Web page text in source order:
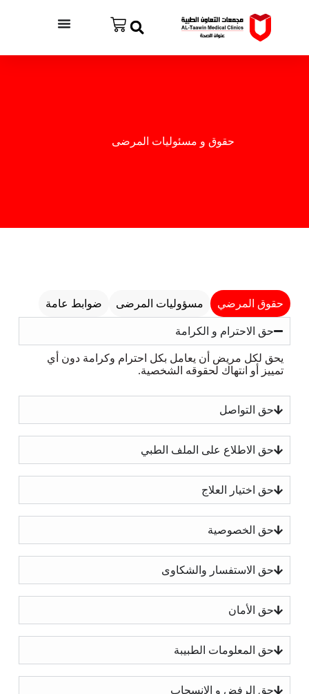
حقوق و مسئوليات المرضى​
حقوق المرضي مسؤوليات المرضى ضوابط عامة
حق الاحترام و الكرامة
يحق لكل مريض أن يعامل بكل احترام وكرامة دون أي
تمييز أو انتهاك لحقوقه الشخصية.
حق التواصل
حق الاطلاع على الملف الطبي
حق اختيار العلاج
حق الخصوصية
حق الاستفسار والشكاوى
حق الأمان
حق المعلومات الطبيبة
حق الرفض و الانسحاب